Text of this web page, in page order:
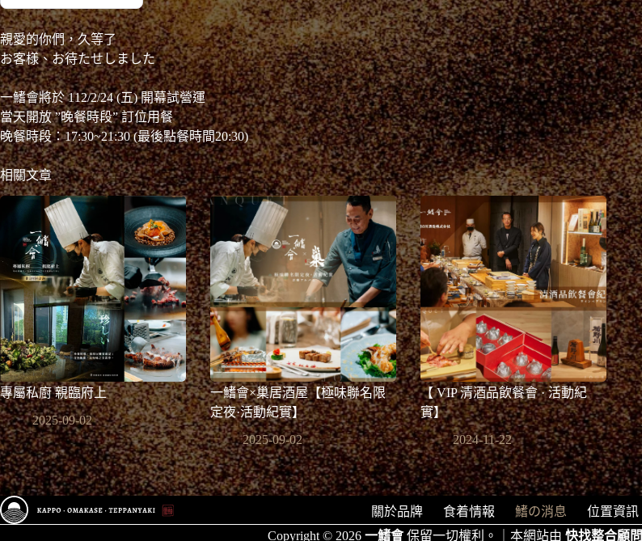
親愛的你們，久等了
お客様、お待たせしました
一鰭會將於 112/2/24 (五) 開幕試營運
當天開放 ”晚餐時段” 訂位用餐
晚餐時段：17:30~21:30 (最後點餐時間20:30)
相關文章
專屬私廚 親臨府上
2025-09-02
一鰭會×巢居酒屋【極味聯名限
定夜·活動紀實】
2025-09-02
【 VIP 清酒品飲餐會 · 活動紀
實】
2024-11-22
關於品牌 食着情報 鰭の消息
位置資訊
Copyright © 2026 一鰭會保留一切權利。｜本網站由 快找整合顧問